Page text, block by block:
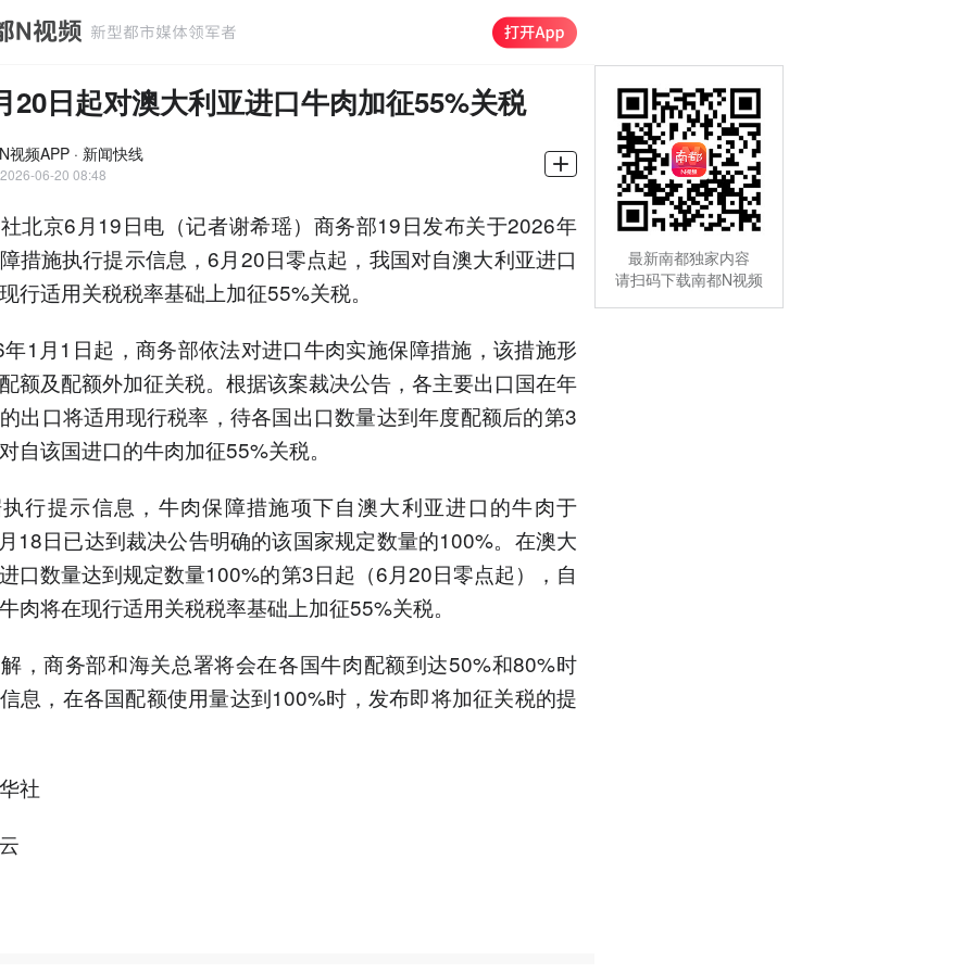
20日起对澳大利亚进口牛肉加征55%关税
视频APP · 新闻快线
2026-06-20 08:48
京6月19日电（记者谢希瑶）商务部19日发布关于2026年
措施执行提示信息，6月20日零点起，我国对自澳大利亚进口
行适用关税税率基础上加征55%关税。
月1日起，商务部依法对进口牛肉实施保障措施，该措施形
额及配额外加征关税。根据该案裁决公告，各主要出口国在年
出口将适用现行税率，待各国出口数量达到年度配额后的第3
自该国进口的牛肉加征55%关税。
提示信息，牛肉保障措施项下自澳大利亚进口的牛肉于
18日已达到裁决公告明确的该国家规定数量的100%。在澳大
口数量达到规定数量100%的第3日起（6月20日零点起），自
肉将在现行适用关税税率基础上加征55%关税。
商务部和海关总署将会在各国牛肉配额到达50%和80%时
息，在各国配额使用量达到100%时，发布即将加征关税的提
社
最新南都独家内容
请扫码下载南都N视频